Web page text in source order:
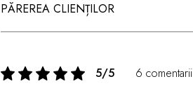
PĂREREA CLIENȚILOR
5/5 6 comentarii